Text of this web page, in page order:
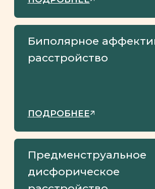
– Основной паттерн грандиозности (в
фантазиях или поведении),
недостаток эмпатии, черезмерная
чувствительность к оценкам других,
– Гипертрофированное чувство
собственной значимости,
преувеличение достижений и
талантов
– Полагает что его проблемы
уникальны и могут быть поняты